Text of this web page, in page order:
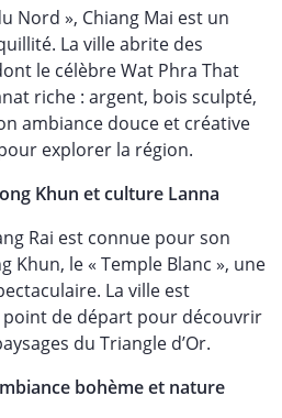
Nord », Chiang Mai est un
La ville abrite des
le célèbre Wat Phra That
riche : argent, bois sculpté,
ambiance douce et créative
explorer la région.
Khun et culture Lanna
Rai est connue pour son
Khun, le « Temple Blanc », une
La ville est
de départ pour découvrir
du Triangle d’Or.
bohème et nature